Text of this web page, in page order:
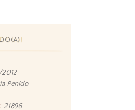
2012
Penido
21896